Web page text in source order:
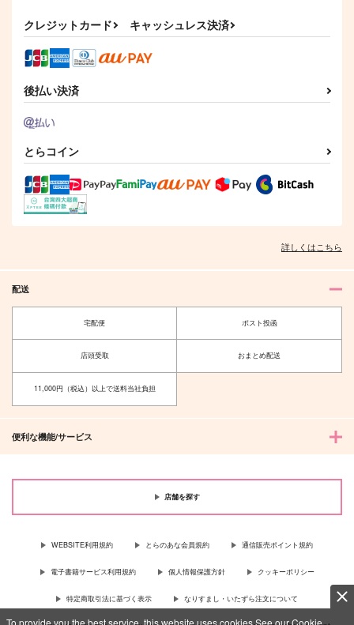
To provide you the best service, this website uses cookies.See our Cookie
クレジットカード キャッシュレス決済
後払い決済
とらコイン
詳しくはこちら
配送
宅配便 ポスト投函
店頭受取 おまとめ配送
11,000円（税込）以上で送料当社負担
便利な機能/サービス
店舗を探す
WEBSITE利用規約 とらのあな会員規約 通信販売ポイント規約
電子書籍サービス利用規約 個人情報保護方針 クッキーポリシー
特定商取引法に基づく表示 なりすまし・いたずら注文について